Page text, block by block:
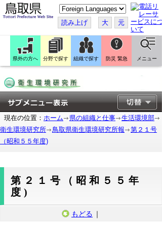
こ
の
ペ
ー
ジ
翻
訳
す
読み上げ 大 元
県外の方へ 分野で探す 組織で探す 防災 緊急 メニュー
現在の位置： ホーム 県の組織と仕事
生活環境部
衛生環境研究所
鳥取県衛生環境研究所報
第２１号
（昭和５５年度)
第２１号（昭和５５年
度)
もどる ｜